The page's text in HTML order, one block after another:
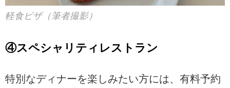
軽食ピザ（筆者撮影）
④スペシャリティレストラン
特別なディナーを楽しみたい方には、有料予約